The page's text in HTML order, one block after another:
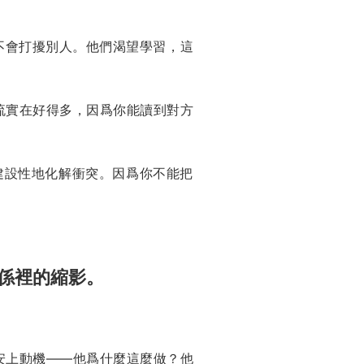
打擾別人。他們渴望學習，這
在好得多，因爲你能讀到對方
性地化解衝突。因爲你不能把
的縮影。
上動機——他爲什麼這麼做？他